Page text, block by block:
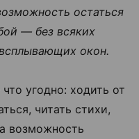
остаться
— без всяких
окон.
угодно: ходить от
читать стихи,
возможность